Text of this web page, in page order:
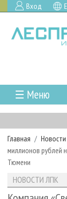
Вход
☰ Меню
ГЛАВНАЯ
РУБРИКИ И
РУБРИКИ
ЛЕСНОЕ
ЛЕСОПИЛЕНИЕ
НОВОСТИ
КАЛЕНДАРЬ
НОВОСТИ ЛПК
НОВОСТИ
ПРОЕКТЫ ЛПИ
АНАЛИТИКА
АРХИВ
АРХИВ
Главная
миллионов рублей
Тюмени
НОВОСТИ ЛПК